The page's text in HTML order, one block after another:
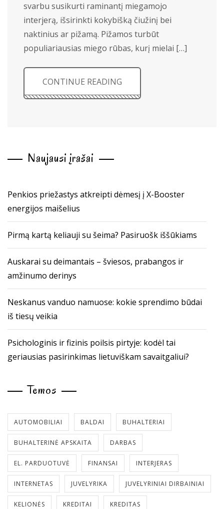
svarbu susikurti raminantį miegamojo
interjerą, išsirinkti kokybišką čiužinį bei
naktinius ar pižamą. Pižamos turbūt
populiariausias miego rūbas, kurį mielai […]
CONTINUE READING
Naujausi įrašai
Penkios priežastys atkreipti dėmesį į X-Booster
energijos maišelius
Pirmą kartą keliauji su šeima? Pasiruošk iššūkiams
Auskarai su deimantais – šviesos, prabangos ir
amžinumo derinys
Neskanus vanduo namuose: kokie sprendimo būdai
iš tiesų veikia
Psichologinis ir fizinis poilsis pirtyje: kodėl tai
geriausias pasirinkimas lietuviškam savaitgaliui?
Temos
AUTOMOBILIAI BALDAI BUHALTERIAI
BUHALTERINĖ APSKAITA DARBAS
EL. PARDUOTUVĖ FINANSAI INTERJERAS
INTERNETAS JUVELYRIKA JUVELYRINIAI DIRBAINIAI
KELIONĖS KREDITAI KREDITAS